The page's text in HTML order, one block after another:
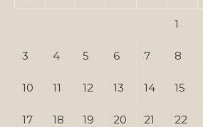
1
3 4 5 6 7 8
10 11 12 13 14 15
17 18 19 20 21 22